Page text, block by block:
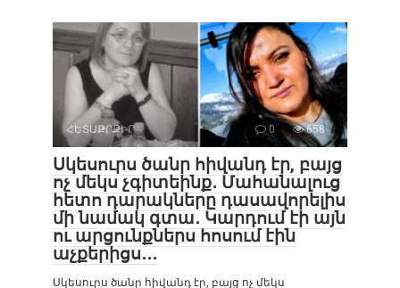
ՀԵՏԱՔՐՔԻՐ 0 658
Սկեսուրս ծանր հիվանդ էր, բայց
ոչ մեկս չգիտեինք․ Մահանալուց
հետո դարակները դասավորելիս
մի նամակ գտա․ Կարդում էի այն
ու արցունքներս հոսում էին
աչքերիցս․․․
Սկեսուրս ծանր հիվանդ էր, բայց ոչ մեկս